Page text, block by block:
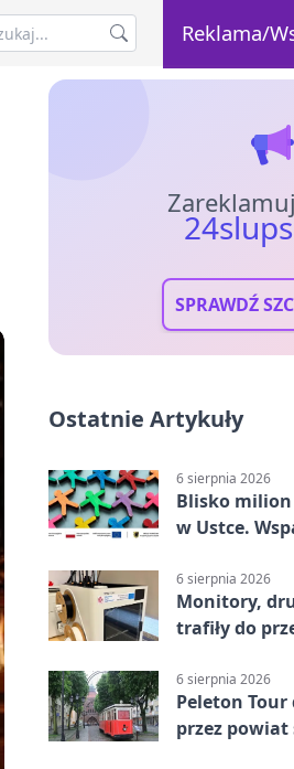
Reklama/
SPRAWDŹ
Ostatnie Artykuły
6 sierpnia 2026
Blisko
w Ustce.
6 sierpnia 2026
Monitory,
trafiły do
6 sierpnia 2026
Peleton Tour
przez powiat